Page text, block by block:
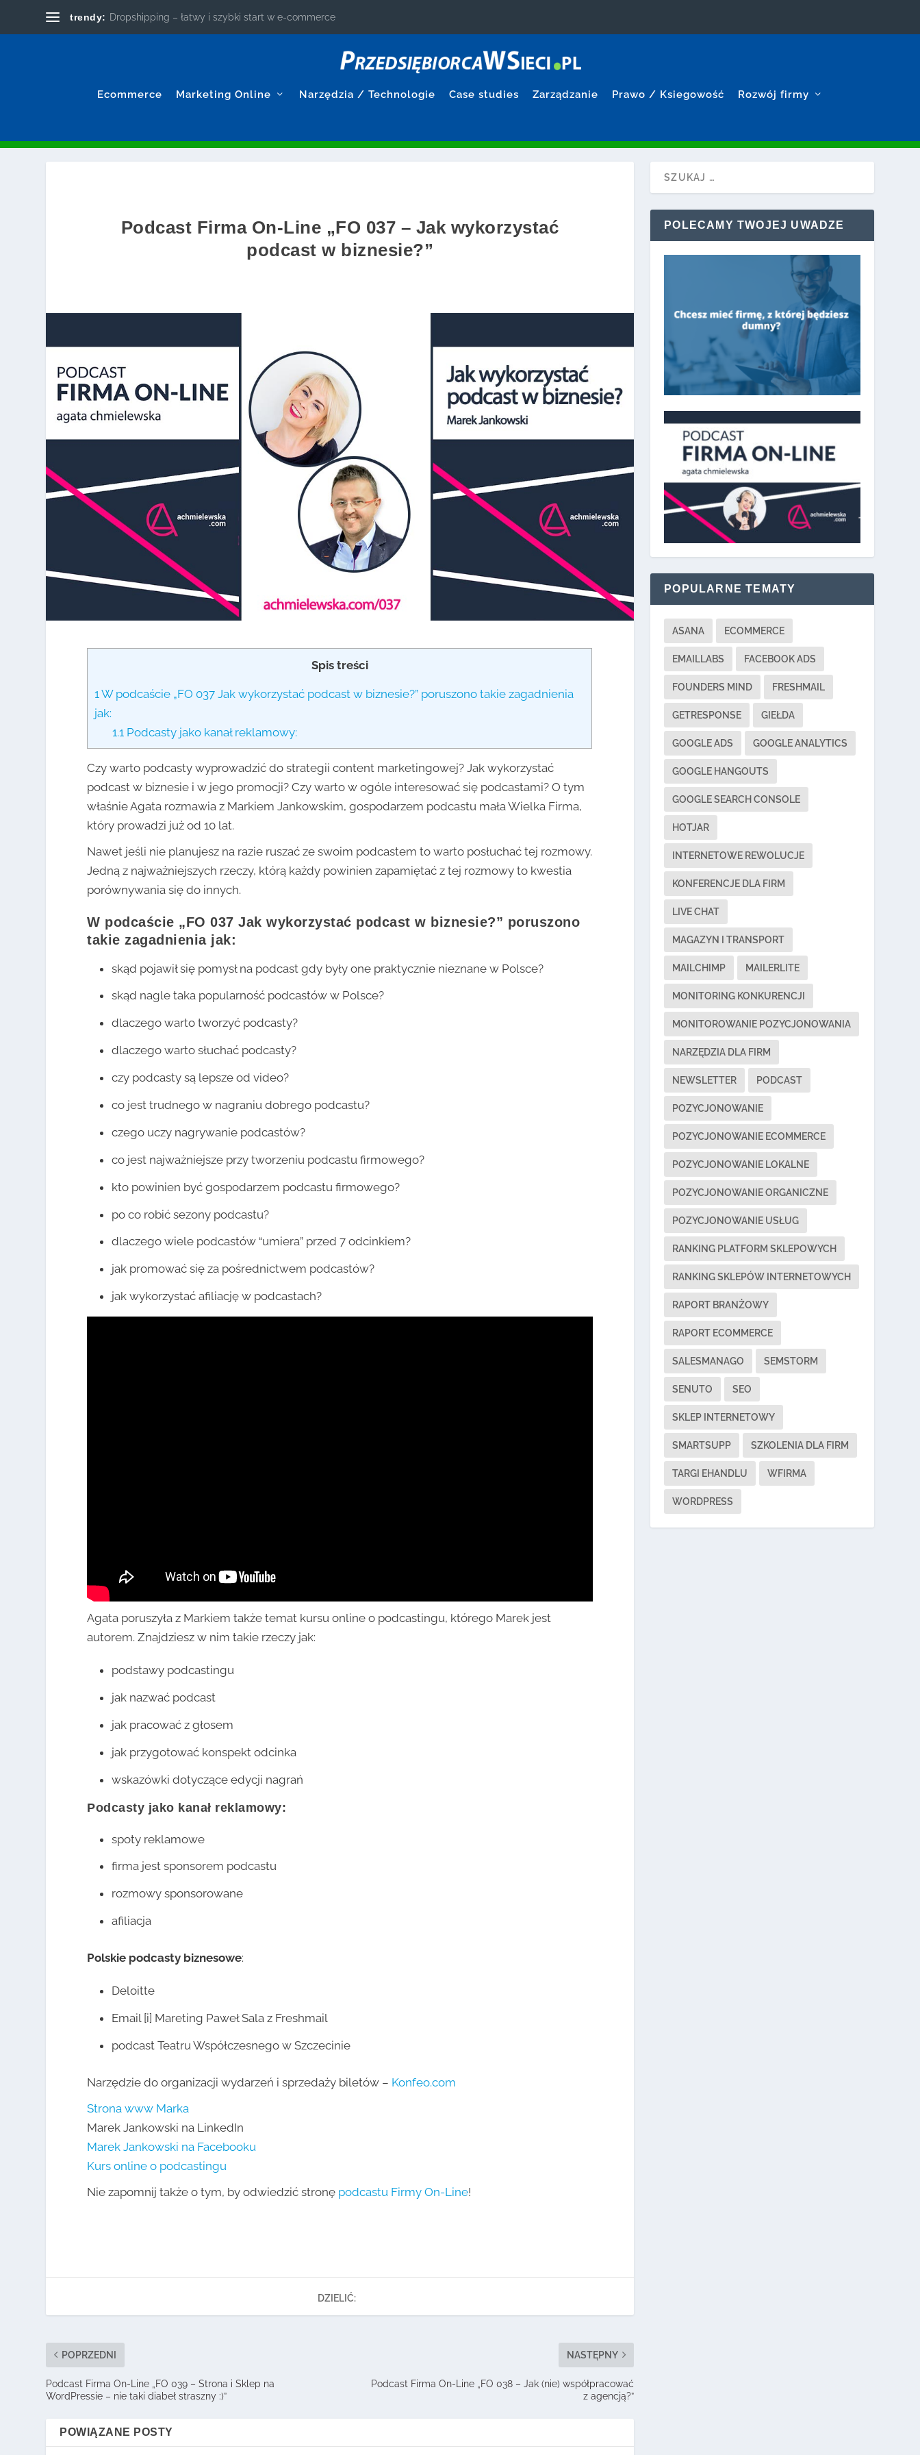
trendy: Dropshipping – łatwy i szybki start w e-commerce
Ecommerce Marketing Online Narzędzia / Technologie Case studies Zarządzanie Prawo / Ksiegowość Rozwój firmy
Podcast Firma On-Line „FO 037 – Jak wykorzystać
podcast w biznesie?”
Spis treści
1 W podcaście „FO 037 Jak wykorzystać podcast w biznesie?” poruszono takie zagadnienia
jak:
1.1 Podcasty jako kanał reklamowy:
Czy warto podcasty wyprowadzić do strategii content marketingowej? Jak wykorzystać
podcast w biznesie i w jego promocji? Czy warto w ogóle interesować się podcastami? O tym
właśnie Agata rozmawia z Markiem Jankowskim, gospodarzem podcastu mała Wielka Firma,
który prowadzi już od 10 lat.
Nawet jeśli nie planujesz na razie ruszać ze swoim podcastem to warto posłuchać tej rozmowy.
Jedną z najważniejszych rzeczy, którą każdy powinien zapamiętać z tej rozmowy to kwestia
porównywania się do innych.
W podcaście „FO 037 Jak wykorzystać podcast w biznesie?” poruszono
takie zagadnienia jak:
skąd pojawił się pomysł na podcast gdy były one praktycznie nieznane w Polsce?
skąd nagle taka popularność podcastów w Polsce?
dlaczego warto tworzyć podcasty?
dlaczego warto słuchać podcasty?
czy podcasty są lepsze od video?
co jest trudnego w nagraniu dobrego podcastu?
czego uczy nagrywanie podcastów?
co jest najważniejsze przy tworzeniu podcastu firmowego?
kto powinien być gospodarzem podcastu firmowego?
po co robić sezony podcastu?
dlaczego wiele podcastów “umiera” przed 7 odcinkiem?
jak promować się za pośrednictwem podcastów?
jak wykorzystać afiliację w podcastach?
Agata poruszyła z Markiem także temat kursu online o podcastingu, którego Marek jest
autorem. Znajdziesz w nim takie rzeczy jak:
podstawy podcastingu
jak nazwać podcast
jak pracować z głosem
jak przygotować konspekt odcinka
wskazówki dotyczące edycji nagrań
Podcasty jako kanał reklamowy:
spoty reklamowe
firma jest sponsorem podcastu
rozmowy sponsorowane
afiliacja
Polskie podcasty biznesowe:
Deloitte
Email [i] Mareting Paweł Sala z Freshmail
podcast Teatru Współczesnego w Szczecinie
Narzędzie do organizacji wydarzeń i sprzedaży biletów – Konfeo.com
Strona www Marka
Marek Jankowski na LinkedIn
Marek Jankowski na Facebooku
Kurs online o podcastingu
Nie zapomnij także o tym, by odwiedzić stronę podcastu Firmy On-Line!
DZIELIĆ:
POPRZEDNI
Podcast Firma On-Line „FO 039 – Strona i Sklep na
WordPressie – nie taki diabeł straszny :)”
NASTĘPNY
Podcast Firma On-Line „FO 038 – Jak (nie) współpracować
z agencją?”
POWIĄZANE POSTY
POLECAMY TWOJEJ UWADZE
POPULARNE TEMATY
ASANA ECOMMERCE
EMAILLABS FACEBOOK ADS
FOUNDERS MIND FRESHMAIL
GETRESPONSE GIEŁDA
GOOGLE ADS GOOGLE ANALYTICS
GOOGLE HANGOUTS
GOOGLE SEARCH CONSOLE
HOTJAR
INTERNETOWE REWOLUCJE
KONFERENCJE DLA FIRM
LIVE CHAT
MAGAZYN I TRANSPORT
MAILCHIMP MAILERLITE
MONITORING KONKURENCJI
MONITOROWANIE POZYCJONOWANIA
NARZĘDZIA DLA FIRM
NEWSLETTER PODCAST
POZYCJONOWANIE
POZYCJONOWANIE ECOMMERCE
POZYCJONOWANIE LOKALNE
POZYCJONOWANIE ORGANICZNE
POZYCJONOWANIE USŁUG
RANKING PLATFORM SKLEPOWYCH
RANKING SKLEPÓW INTERNETOWYCH
RAPORT BRANŻOWY
RAPORT ECOMMERCE
SALESMANAGO SEMSTORM
SENUTO SEO
SKLEP INTERNETOWY
SMARTSUPP SZKOLENIA DLA FIRM
TARGI EHANDLU WFIRMA
WORDPRESS